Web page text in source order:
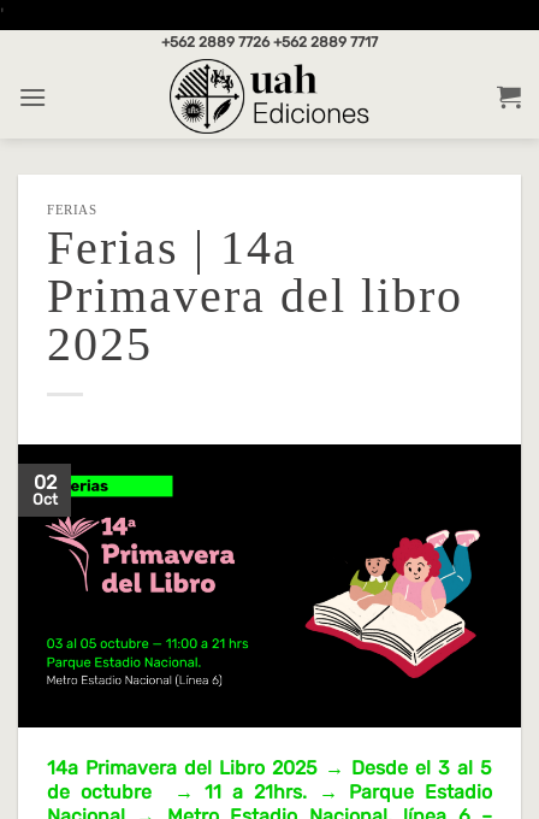
'Saltar
+562 2889 7726 +562 2889 7717
FERIAS
Ferias | 14a
Primavera del libro
2025
02
Oct
14a Primavera del Libro 2025 → Desde el 3 al 5
de octubre → 11 a 21hrs. → Parque Estadio